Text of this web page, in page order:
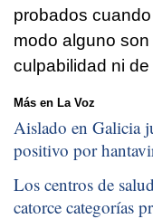
probados
modo alguno
culpabilidad ni
Más en La Voz
Aislado en Galicia
positivo por
Los centros de
catorce categorías